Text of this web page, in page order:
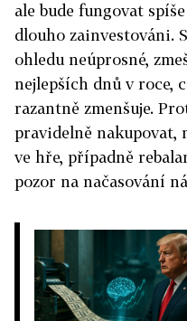
ale bude fungovat
dlouho zainvestováni.
ohledu neúprosné,
nejlepších dnů v roce,
razantně zmenšuje.
pravidelně nakupovat,
ve hře, případně
pozor na načasování